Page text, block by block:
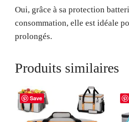
Oui, grâce à sa protection
consommation, elle est idéale
prolongés.
Produits similaires
Save